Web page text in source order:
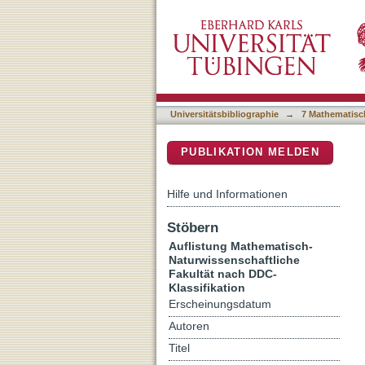
Universitätsbibliographie → 7
PUBLIKATION MELDEN
Hilfe und Informationen
Stöbern
Auflistung Mathematisch-
Naturwissenschaftliche
Fakultät nach DDC-
Klassifikation
Erscheinungsdatum
Autoren
Titel